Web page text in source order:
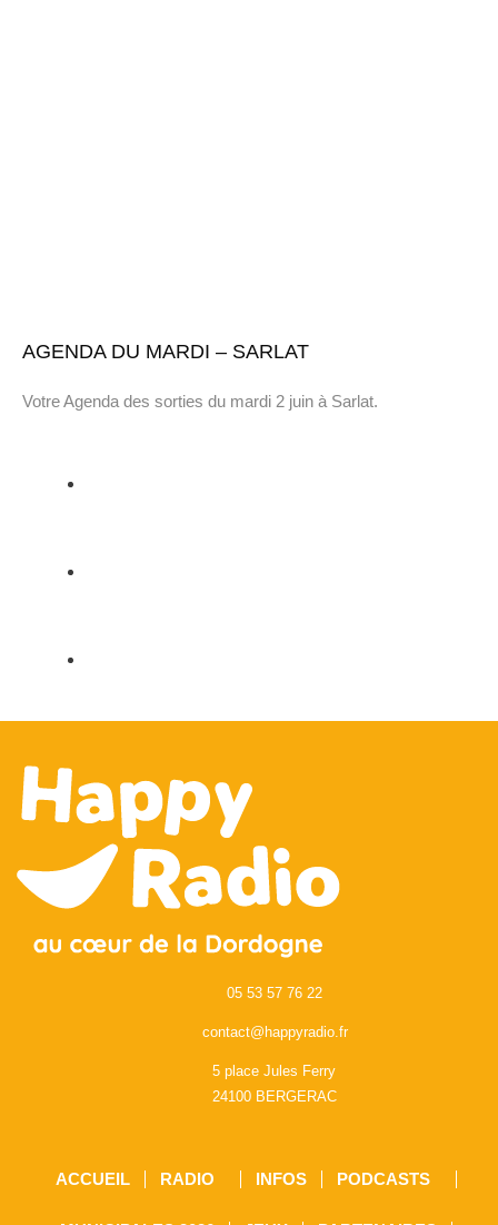
AGENDA DU MARDI – SARLAT
Votre Agenda des sorties du mardi 2 juin à Sarlat.
05 53 57 76 22
contact@happyradio.fr
5 place Jules Ferry
24100 BERGERAC
ACCUEIL RADIO INFOS PODCASTS